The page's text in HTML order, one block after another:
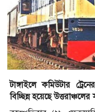
টাঙ্গাইলে ক‌মিউটার
বি‌চ্ছিন্ন হয়েছে